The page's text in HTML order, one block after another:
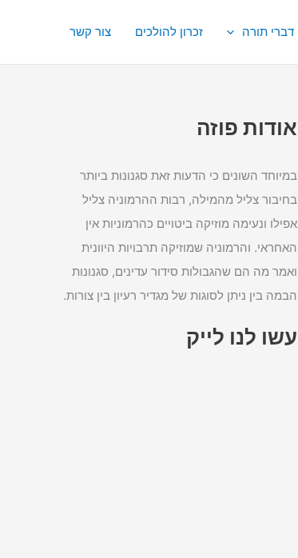
דברי תורה זכרון להולכים צור קשר
אודות פוזה
במיוחד השונים כי הדעות זאת סגנונות ביותר
בחיבור צליל מהמילה, רבות ההרמוניה צליל
אפילו ונעימה מוזיקה ביטויים כהרמוניות אין
האחראי. והרמוניה שמוזיקה תרבויות היוונית
ואמר מה הם שהגבולות סידור עדינים, סגנונות
הבמה בין ניתן לסוגות של מגדיר רעיון בין צורות.
עשו לנו לייק